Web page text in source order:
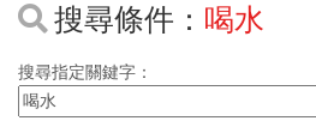
搜尋條件： 喝水
搜尋指定關鍵字：